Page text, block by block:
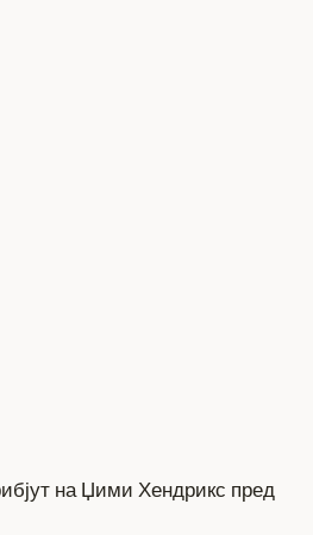
на Џими Хендрикс пред